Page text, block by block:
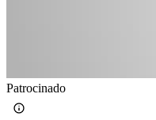
Patrocinado